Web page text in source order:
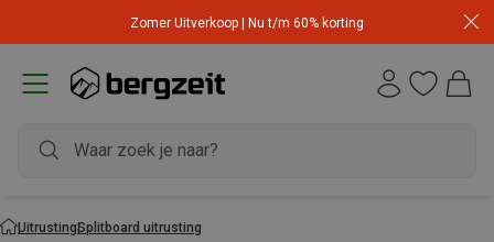
Zomer Uitverkoop | Nu t/m 60% korting
UitrustingSplitboard uitrusting